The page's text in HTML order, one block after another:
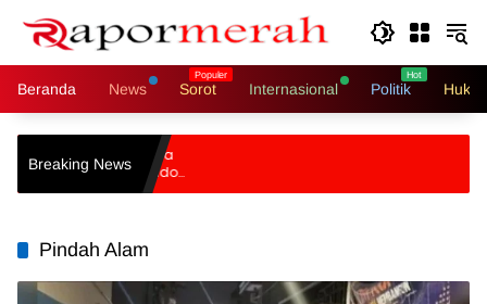
Beranda News Sorot Internasional Politik
Breaking News
Isu Indonesia
Singgung “Londo
Pindah Alam